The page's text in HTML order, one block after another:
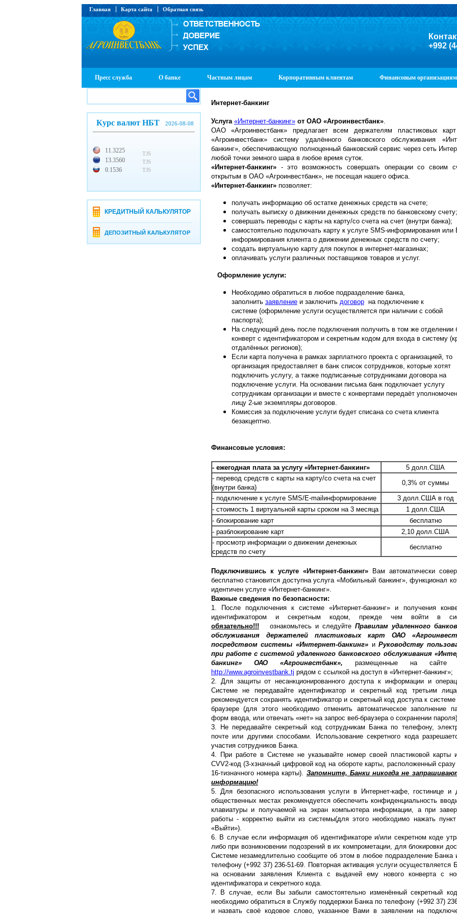
Главная Карта сайта Обратная связь
+992
Пресс служба О банке Частным лицам Корпоративным клиентам Финансовым организациям
Курс валют НБТ 2026-08-08
11.3225
13.3560
0.1536
TJS
TJS
TJS
КРЕДИТНЫЙ КАЛЬКУЛЯТОР
ДЕПОЗИТНЫЙ КАЛЬКУЛЯТОР
Интернет-банкинг
Услуга «Интернет-банкинг»от ОАО «Агроинвестбанк».
ОАО «Агроинвестбанк» предлагает всем держателям пластиковых
«Агроинвестбанк» систему удалённого банковского обслуживания
банкинг», обеспечивающую полноценный банковский сервис через сеть
любой точки земного шара в любое время суток.
«Интернет-банкинг»- это возможность совершать операции со своим
открытым в ОАО «Агроинвестбанк», не посещая нашего офиса.
«Интернет-банкинг»позволяет:
получать информацию об остатке денежных средств на счете;
получать выписку о движении денежных средств по банковскому счету;
совершать переводы с карты на карту/со счета на счет (внутри банка);
самостоятельно подключать карту к услуге SMS-информирования или
информирования клиента о движении денежных средств по счету;
создать виртуальную карту для покупок в интернет-магазинах;
оплачивать услуги различных поставщиков товаров и услуг.
Оформление услуги:
Необходимо обратиться в любое подразделение банка,
заполнить заявлениеи заключить договорна подключение к
системе (оформление услуги осуществляется при наличии с собой
паспорта);
На следующий день после подключения получить в том же отделении
конверт с идентификатором и секретным кодом для входа в систему
отдалённых регионов);
Если карта получена в рамках зарплатного проекта с организацией, то
организация предоставляет в банк список сотрудников, которые хотят
подключить услугу, а также подписанные сотрудниками договора на
подключение услуги. На основании письма банк подключает услугу
сотрудникам организации и вместе с конвертами передаёт
лицу 2-ые экземпляры договоров.
Комиссия за подключение услуги будет списана со счета клиента
безакцептно.
Финансовые условия:
-ежегодная плата за услугу «Интернет-банкинг»
5 долл.США
- перевод средств с карты на карту/со счета на счет
(внутри банка)
0,3% от суммы
- подключение к услуге SMS/E-mailинформирование
3 долл.США в год
- стоимость 1 виртуальной карты сроком на 3 месяца
1 долл.США
- блокирование карт
бесплатно
- разблокирование карт
2,10 долл.США
- просмотр информации о движении денежных
средств по счету
бесплатно
Подключившись к услуге «Интернет-банкинг»Вам автоматически
бесплатно становится доступна услуга «Мобильный банкинг», функционал
идентичен услуге «Интернет-банкинг».
Важные сведения по безопасности:
1. После подключения к системе «Интернет-банкинг» и получения
идентификатором и секретным кодом, прежде чем войти в
обязательно!!! ознакомьтесь и следуйте Правилам удаленного
обслуживания держателей пластиковых карт ОАО
посредством системы «Интернет-банкинг» иРуководству
при работе с системой удаленного банковского обслуживания
банкинг» ОАО «Агроинвстбанк», размещенные на сайте
http://www.agroinvestbank.tj рядом с ссылкой на доступ в «Интернет-банкинг»;
2. Для защиты от несанкционированного доступа к информации и
Системе не передавайте идентификатор и секретный код третьим
рекомендуется сохранять идентификатор и секретный код доступа к
браузере (для этого необходимо отменить автоматическое заполнение
форм ввода, или отвечать «нет» на запрос веб-браузера о сохранении
3. Не передавайте секретный код сотрудникам Банка по телефону,
почте или другими способами. Использование секретного кода
участия сотрудников Банка.
4. При работе в Системе не указывайте номер своей пластиковой карты
CVV2-код (3-хзначный цифровой код на обороте карты, расположенный
16-тизначного номера карты). Запомните, Банки никогда не
информацию!
5. Для безопасного использования услуги в Интернет-кафе, гостинице и
общественных местах рекомендуется обеспечить конфиденциальность
клавиатуры и получаемой на экран компьютера информации, а при
работы - корректно выйти из системы(для этого необходимо нажать
«Выйти»).
6. В случае если информация об идентификаторе и/или секретном коде
либо при возникновении подозрений в их компрометации, для блокировки
Системе незамедлительно сообщите об этом в любое подразделение Банка
телефону (+992 37) 236-51-69. Повторная активация услуги осуществляется
на основании заявления Клиента с выдачей ему нового конверта с
идентификатора и секретного кода.
7. В случае, если Вы забыли самостоятельно изменённый секретный
необходимо обратиться в Службу поддержки Банка по телефону (+992 37)
и назвать своё кодовое слово, указанное Вами в заявлении на